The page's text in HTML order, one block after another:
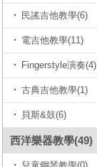
民謠吉他教學(6)
電吉他教學(11)
Fingerstyle演奏(4)
古典吉他教學(1)
貝斯&鼓(6)
西洋樂器教學(49)